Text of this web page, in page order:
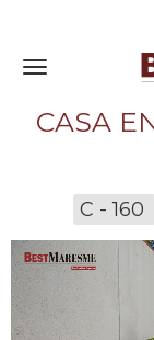
Toggle
CASA
C - 160